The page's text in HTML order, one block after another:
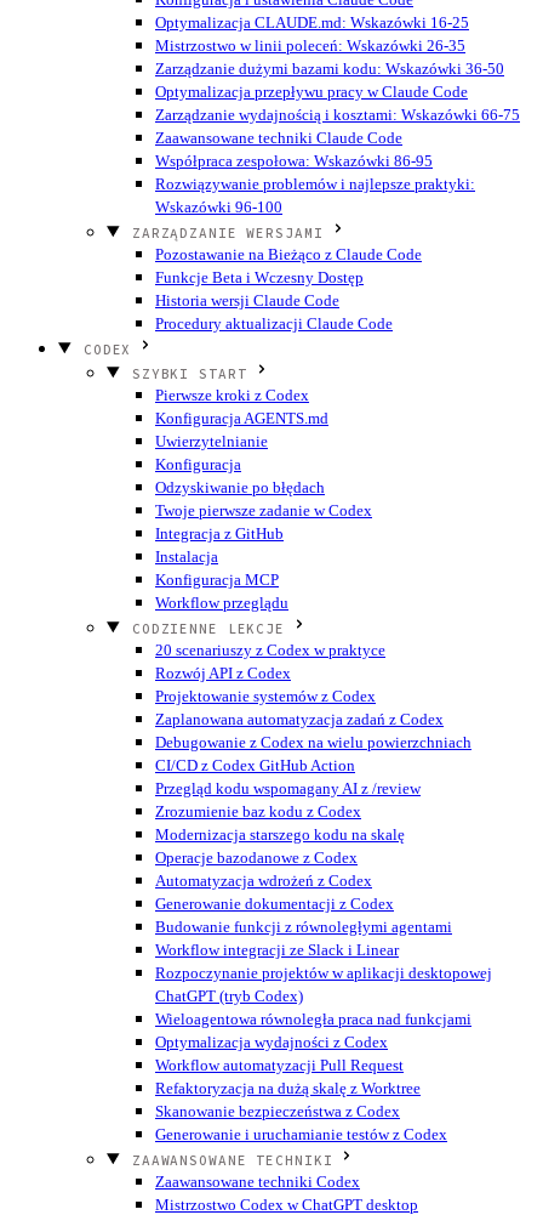
Optymalizacja CLAUDE.md: Wskazówki 16-25
Mistrzostwo w linii poleceń: Wskazówki 26-35
Zarządzanie dużymi bazami kodu: Wskazówki 36-50
Optymalizacja przepływu pracy w Claude Code
Zarządzanie wydajnością i kosztami: Wskazówki 66-75
Zaawansowane techniki Claude Code
Współpraca zespołowa: Wskazówki 86-95
Rozwiązywanie problemów i najlepsze praktyki:
Wskazówki 96-100
ZARZĄDZANIE WERSJAMI
Pozostawanie na Bieżąco z Claude Code
Funkcje Beta i Wczesny Dostęp
Historia wersji Claude Code
Procedury aktualizacji Claude Code
CODEX
SZYBKI START
Pierwsze kroki z Codex
Konfiguracja AGENTS.md
Uwierzytelnianie
Konfiguracja
Odzyskiwanie po błędach
Twoje pierwsze zadanie w Codex
Integracja z GitHub
Instalacja
Konfiguracja MCP
Workflow przeglądu
CODZIENNE LEKCJE
20 scenariuszy z Codex w praktyce
Rozwój API z Codex
Projektowanie systemów z Codex
Zaplanowana automatyzacja zadań z Codex
Debugowanie z Codex na wielu powierzchniach
CI/CD z Codex GitHub Action
Przegląd kodu wspomagany AI z /review
Zrozumienie baz kodu z Codex
Modernizacja starszego kodu na skalę
Operacje bazodanowe z Codex
Automatyzacja wdrożeń z Codex
Generowanie dokumentacji z Codex
Budowanie funkcji z równoległymi agentami
Workflow integracji ze Slack i Linear
Rozpoczynanie projektów w aplikacji desktopowej
ChatGPT (tryb Codex)
Wieloagentowa równoległa praca nad funkcjami
Optymalizacja wydajności z Codex
Workflow automatyzacji Pull Request
Refaktoryzacja na dużą skalę z Worktree
Skanowanie bezpieczeństwa z Codex
Generowanie i uruchamianie testów z Codex
ZAAWANSOWANE TECHNIKI
Zaawansowane techniki Codex
Mistrzostwo Codex w ChatGPT desktop